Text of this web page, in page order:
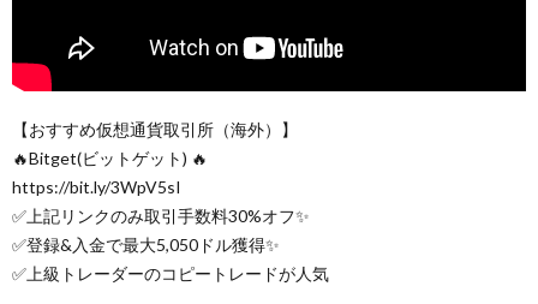
【おすすめ仮想通貨取引所（海外）】
🔥Bitget(ビットゲット) 🔥
https://bit.ly/3WpV5sI
✅上記リンクのみ取引手数料30%オフ✨
✅登録&入金で最大5,050ドル獲得✨
✅上級トレーダーのコピートレードが人気